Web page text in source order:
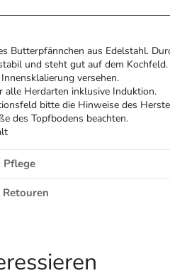
Butterpfännchen aus Edelstahl.
und steht gut auf dem
versehen.
alle Herdarten inklusive Induktion.
bitte die Hinweise des
des Topfbodens beachten.
Pflege